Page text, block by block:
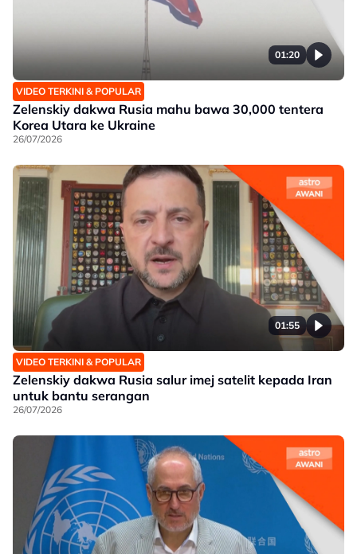
01:20
VIDEO TERKINI & POPULAR
Zelenskiy dakwa Rusia mahu bawa 30,000 tentera
Korea Utara ke Ukraine
26/07/2026
01:55
VIDEO TERKINI & POPULAR
Zelenskiy dakwa Rusia salur imej satelit kepada Iran
untuk bantu serangan
26/07/2026